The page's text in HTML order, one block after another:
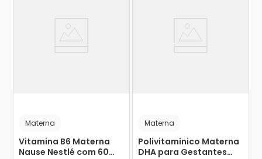
Materna
Vitamina B6 Materna
Nause Nestlé com 60
Materna
Polivitamínico Materna
DHA para Gestantes